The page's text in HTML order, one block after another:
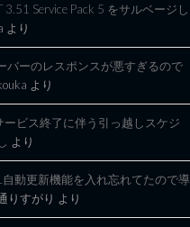
3.51 Service Pack 5 をサルベージし
より
バーのレスポンスが悪すぎるので
より
ービス終了に伴う引っ越しスケジ
より
自動更新機能を入れ忘れてたので導
りすがり より